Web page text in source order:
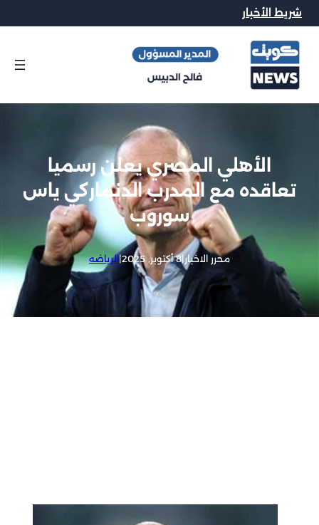
شريط الأخبار
الأهلي المصري يعلن رسميا
تعاقده مع المدرب الدنماركي ياس
سوروب
محرر الاخبار|8 أكتوبر, 2025 |الرياضه